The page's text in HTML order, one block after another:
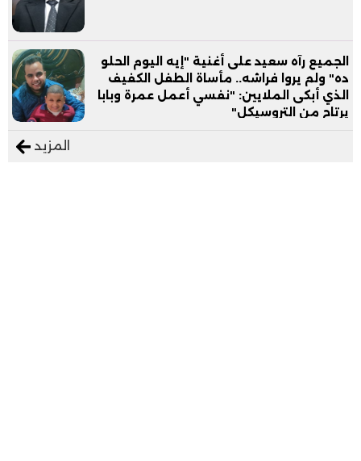
الجميع رآه سعيد على أغنية "إيه اليوم الحلو
ده" ولم يروا فراشه.. مأساة الطفل الكفيف
الذي أبكى الملايين: "نفسي أعمل عمرة وبابا
يرتاح من التروسيكل"
المزيد